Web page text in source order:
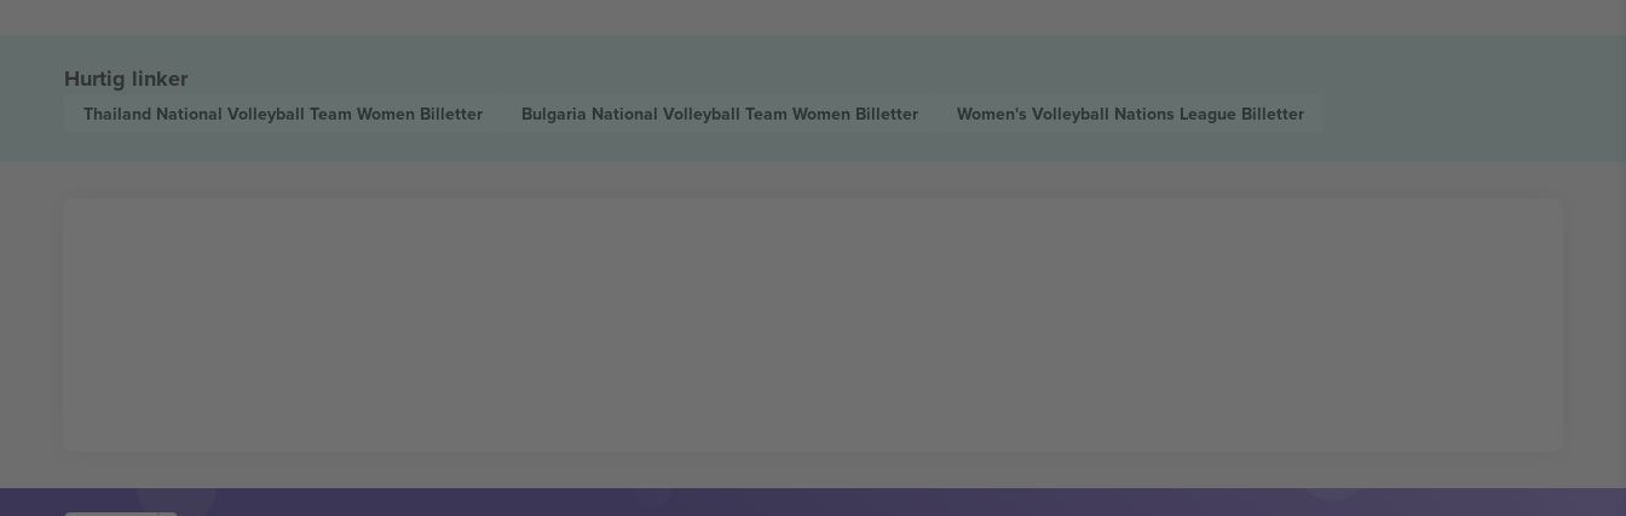
Hurtig linker
Thailand National Volleyball Team Women Billetter Bulgaria National Volleyball Team Women Billetter Women's Volleyball Nations League Billetter